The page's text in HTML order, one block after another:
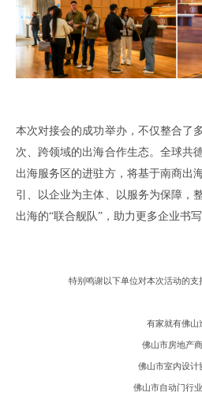
本次对接会的成功举办，不仅整合了
次、跨领域的出海合作生态。 全球共
出海服务区的进驻方， 将基于南商出
引、以企业为主体、以服务为保障，
出海的“联合舰队”， 助力更多企业书
特别鸣谢以下单位对本次活动的支
有家就有佛山
佛山市房地产
佛山市室内设计
佛山市自动门行